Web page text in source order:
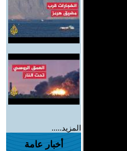
المزيد.....
أخبار عامة